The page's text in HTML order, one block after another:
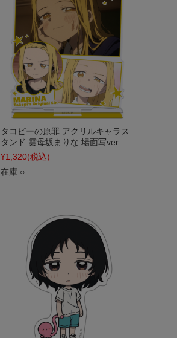
タコピーの原罪 アクリルキャラス
タンド 雲母坂まりな 場面写ver.
¥1,320(税込)
在庫 ○